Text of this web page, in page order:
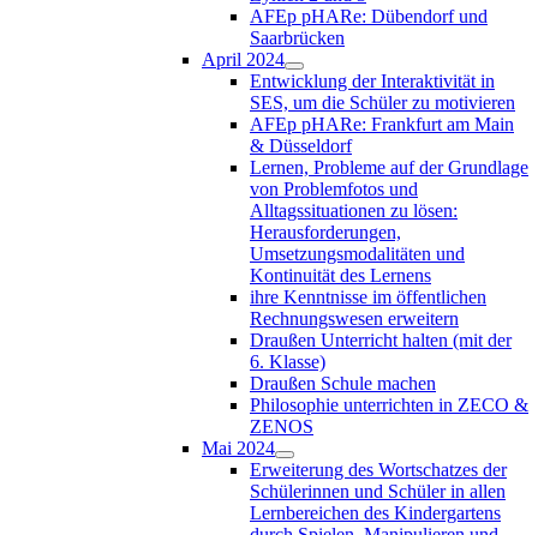
AFEp pHARe: Dübendorf und
Saarbrücken
April 2024
Entwicklung der Interaktivität in
SES, um die Schüler zu motivieren
AFEp pHARe: Frankfurt am Main
& Düsseldorf
Lernen, Probleme auf der Grundlage
von Problemfotos und
Alltagssituationen zu lösen:
Herausforderungen,
Umsetzungsmodalitäten und
Kontinuität des Lernens
ihre Kenntnisse im öffentlichen
Rechnungswesen erweitern
Draußen Unterricht halten (mit der
6. Klasse)
Draußen Schule machen
Philosophie unterrichten in ZECO &
ZENOS
Mai 2024
Erweiterung des Wortschatzes der
Schülerinnen und Schüler in allen
Lernbereichen des Kindergartens